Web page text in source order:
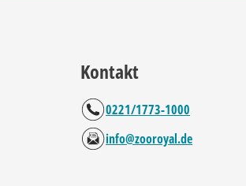
Kontakt
0221/1773-1000
info@zooroyal.de